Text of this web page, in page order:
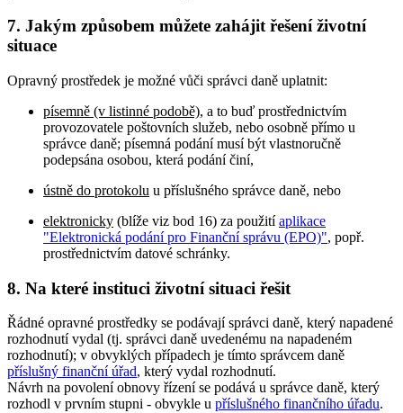
7. Jakým způsobem můžete zahájit řešení životní
situace
Opravný prostředek je možné vůči správci daně uplatnit:
písemně (v listinné podobě), a to buď prostřednictvím
provozovatele poštovních služeb, nebo osobně přímo u
správce daně; písemná podání musí být vlastnoručně
podepsána osobou, která podání činí,
ústně do protokolu u příslušného správce daně, nebo
elektronicky (blíže viz bod 16) za použitíaplikace
"Elektronická podání pro Finanční správu (EPO)", popř.
prostřednictvím datové schránky.
8. Na které instituci životní situaci řešit
Řádné opravné prostředky se podávají správci daně, který napadené
rozhodnutí vydal (tj. správci daně uvedenému na napadeném
rozhodnutí); v obvyklých případech je tímto správcem daně
příslušný finanční úřad, který vydal rozhodnutí.
Návrh na povolení obnovy řízení se podává u správce daně, který
rozhodl v prvním stupni - obvykle u příslušného finančního úřadu.